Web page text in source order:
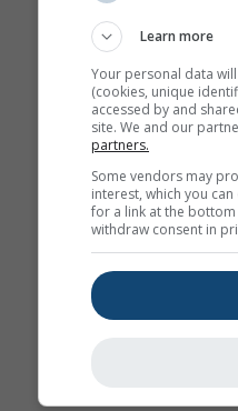
Learn more
Your personal data
(cookies, unique
accessed by and
site. We and our
partners.
Some vendors may
interest, which you
for a link at the
withdraw consent in